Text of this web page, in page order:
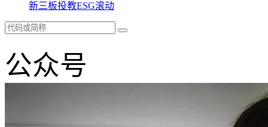
新三板投教ESG滚动
公众号